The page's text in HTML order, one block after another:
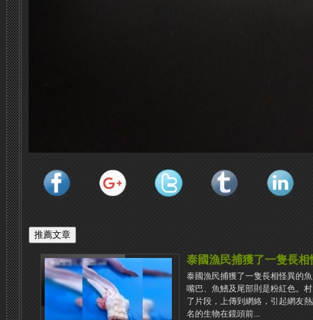
泰國漁民捕獲了一隻長相
泰國漁民捕獲了一隻長相怪異的
嘴巴、魚鰭及尾部則是粉紅色。
了片段，上傳到網絡，引起網友
名的生物在鏡頭前...